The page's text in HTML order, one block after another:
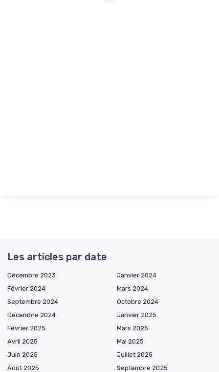
Les articles par date
Décembre 2023
Janvier 2024
Février 2024
Mars 2024
Septembre 2024
Octobre 2024
Décembre 2024
Janvier 2025
Février 2025
Mars 2025
Avril 2025
Mai 2025
Juin 2025
Juillet 2025
Août 2025
Septembre 2025